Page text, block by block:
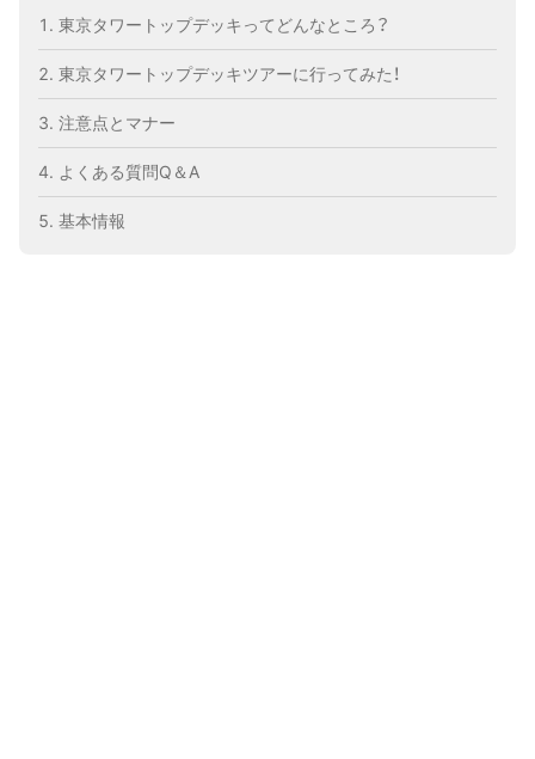
東京タワートップデッキってどんなところ？
東京タワートップデッキツアーに行ってみた！
注意点とマナー
よくある質問Q＆A
基本情報